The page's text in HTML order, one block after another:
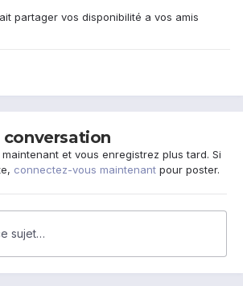
partager vos disponibilité a vos amis
conversation
et vous enregistrez plus tard. Si
connectez-vous maintenant pour poster.
sujet…